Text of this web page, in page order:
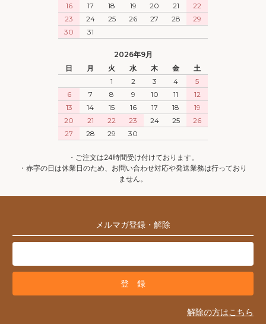
16
17 18 19 20 21
22
23
24 25 26 27 28
29
30
31
2026年9月
日
月 火 水 木 金
土
1
2 3 4
5
6
7 8 9 10 11
12
13
14 15 16 17 18
19
20
21 22 23 24 25
26
27
28 29 30
・ご注文は24時間受け付けております。
・赤字の日は休業日のため、お問い合わせ対応や発送業務は行っており
ません。
メルマガ登録・解除
解除の方はこちら